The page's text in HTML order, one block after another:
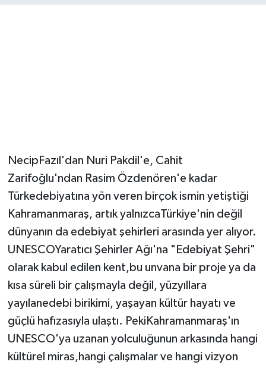
NecipFazıl'dan Nuri Pakdil'e, Cahit
Zarifoğlu'ndan Rasim Özdenören'e kadar
Türkedebiyatına yön veren birçok ismin yetiştiği
Kahramanmaraş, artık yalnızcaTürkiye'nin değil
dünyanın da edebiyat şehirleri arasında yer alıyor.
UNESCOYaratıcı Şehirler Ağı'na "Edebiyat Şehri"
olarak kabul edilen kent,bu unvana bir proje ya da
kısa süreli bir çalışmayla değil, yüzyıllara
yayılanedebi birikimi, yaşayan kültür hayatı ve
güçlü hafızasıyla ulaştı. PekiKahramanmaraş'ın
UNESCO'ya uzanan yolculuğunun arkasında hangi
kültürel miras,hangi çalışmalar ve hangi vizyon